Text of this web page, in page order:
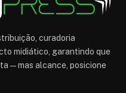
curadoria
midiático, garantindo que
— mas alcance, posicione